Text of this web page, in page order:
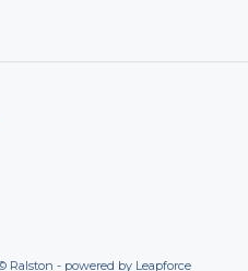
Ralston - powered by Leapforce